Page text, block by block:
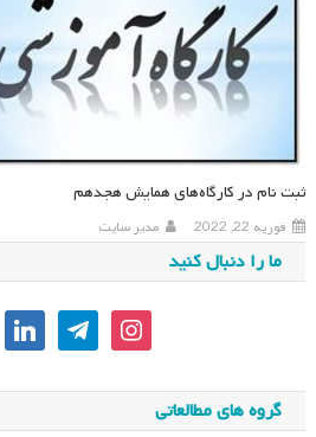
ثبت نام در کارگاه‌های همایش هجدهم
فوریه 22, 2022 مدیر سایت
ما را دنبال کنید
instagram
telegram
linkedin
گروه های مطالعاتی